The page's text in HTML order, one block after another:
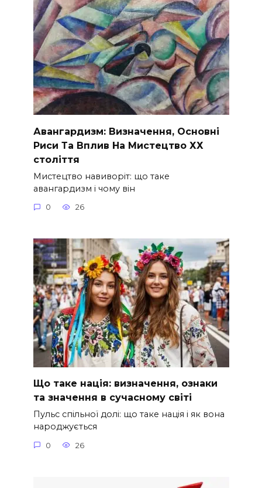
Авангардизм: Визначення, Основні
Риси Та Вплив На Мистецтво ХХ
століття
Мистецтво навиворіт: що таке
авангардизм і чому він
0 26
Що таке нація: визначення, ознаки
та значення в сучасному світі
Пульс спільної долі: що таке нація і як вона
народжується
0 26